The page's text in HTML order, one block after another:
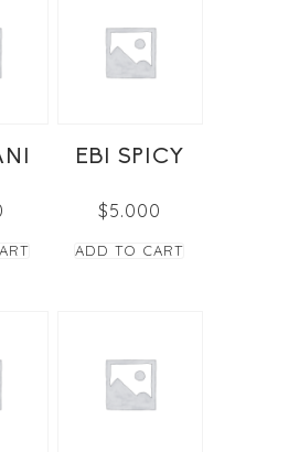
EBI SPICY
$5.000
ADD TO CART